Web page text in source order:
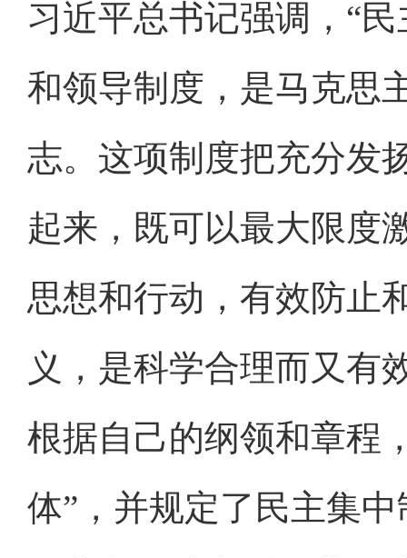
习近平总书记强调，“
和领导制度，是马克思
志。这项制度把充分发
起来，既可以最大限度
思想和行动，有效防止
义，是科学合理而又有
根据自己的纲领和章程
体”，并规定了民主集